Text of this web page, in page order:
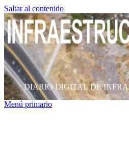
Saltar al contenido
DIARIO DIGITAL DE
Menú primario